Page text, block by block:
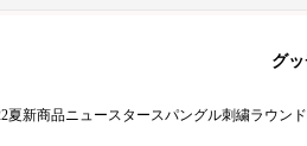
グ
夏新商品ニュースタースパングル刺繍ラウン